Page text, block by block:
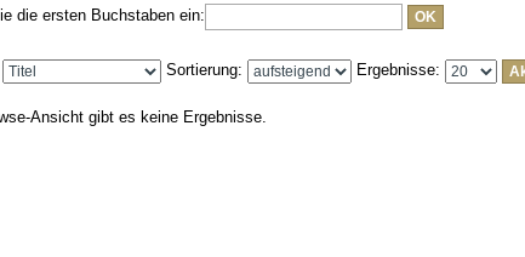
die ersten Buchstaben ein:
Sortierung: Ergebnisse:
Ansicht gibt es keine Ergebnisse.